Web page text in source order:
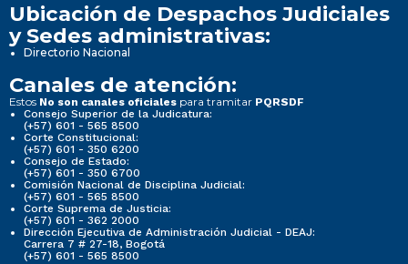
Ubicación de Despachos Judiciales
y Sedes administrativas:
Directorio Nacional
Canales de atención:
Estos No son canales oficiales para tramitar PQRSDF
Consejo Superior de la Judicatura:
(+57) 601 - 565 8500
Corte Constitucional:
(+57) 601 - 350 6200
Consejo de Estado:
(+57) 601 - 350 6700
Comisión Nacional de Disciplina Judicial:
(+57) 601 - 565 8500
Corte Suprema de Justicia:
(+57) 601 - 362 2000
Dirección Ejecutiva de Administración Judicial - DEAJ:
Carrera 7 # 27-18, Bogotá
(+57) 601 - 565 8500